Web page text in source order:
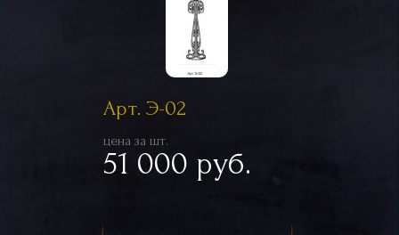
Арт. Э-02
цена за шт.
51 000 руб.